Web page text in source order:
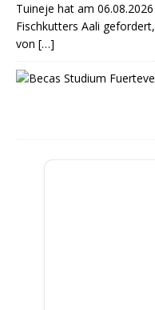
Tuineje hat am
Fischkutters Aali
von […]